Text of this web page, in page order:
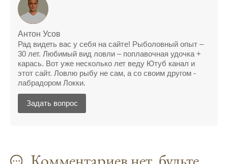
полной ерундой, ни одной рыбы не поймал
Поймал всего одну рыбу, несмотря на
"удачный" прогноз клева, разочарован
Сегодняшний прогноз клева позволил мне
успешно поймать крупную щуку.
Прогноз клева на рыбалку на следующую
неделю обещает хорошие результаты.
Благодаря лунному календарю и прогнозу
узнать точный прогноз клева на
Антон Усов
Рад видеть вас у себя на сайте! Рыболовный опыт –
30 лет. Любимый вид ловли – поплавочная удочка +
карась. Вот уже несколько лет веду Ютуб канал и
этот сайт. Ловлю рыбу не сам, а со своим другом -
лабрадором Локки.
Задать вопрос